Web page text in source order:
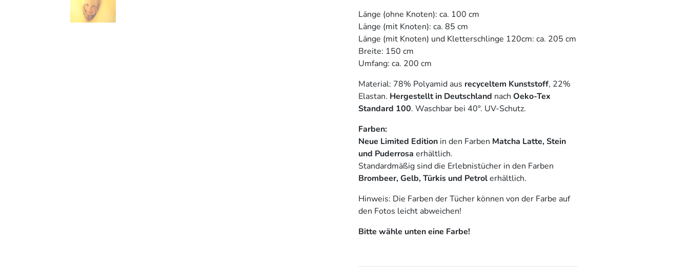
Länge (ohne Knoten): ca. 100 cm
Länge (mit Knoten): ca. 85 cm
Länge (mit Knoten) und Kletterschlinge 120cm: ca. 205 cm
Breite: 150 cm
Umfang: ca. 200 cm
Material: 78% Polyamid aus recyceltem Kunststoff, 22%
Elastan. Hergestellt in Deutschland nach Oeko-Tex
Standard 100. Waschbar bei 40°. UV-Schutz.
Farben:
Neue Limited Editionin den Farben Matcha Latte, Stein
und Puderrosa erhältlich.
Standardmäßig sind die Erlebnistücher in den Farben
Brombeer, Gelb, Türkis und Petrolerhältlich.
Hinweis: Die Farben der Tücher können von der Farbe auf
den Fotos leicht abweichen!
Bitte wähle unten eine Farbe!